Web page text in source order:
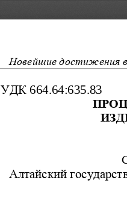
Новейшие достижения в
УДК
Алтайский